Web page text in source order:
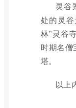
灵谷
处的灵
林”灵谷
时期名
塔。
以上